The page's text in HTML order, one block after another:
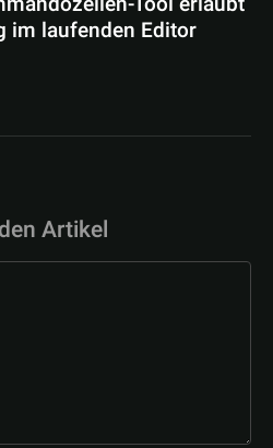
im laufenden Editor
Artikel